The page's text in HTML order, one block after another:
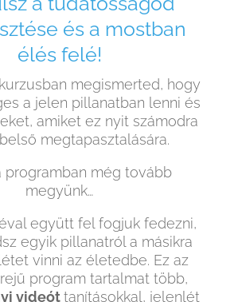
és a mostban
élés felé!
megismerted, hogy
a jelen pillanatban lenni és
amiket ez nyit számodra
megtapasztalására.
programban még tovább
megyünk…
együtt fel fogjuk fedezni,
egyik pillanatról a másikra
vinni az életedbe. Ez az
program tartalmat több,
videóttanításokkal, jelenlét